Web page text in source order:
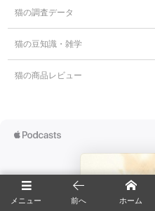
猫の調査データ
猫の豆知識・雑学
猫の商品レビュー
メニュー 前へ ホーム